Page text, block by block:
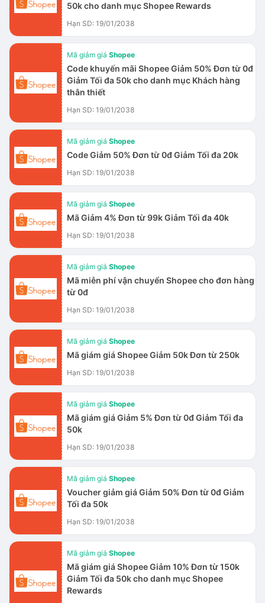
50k cho danh mục Shopee Rewards
Hạn SD: 19/01/2038
Mã giảm giá Shopee
Code khuyến mãi Shopee Giảm 50% Đơn từ 0đ
Giảm Tối đa 50k cho danh mục Khách hàng
thân thiết
Hạn SD: 19/01/2038
Mã giảm giá Shopee
Code Giảm 50% Đơn từ 0đ Giảm Tối đa 20k
Hạn SD: 19/01/2038
Mã giảm giá Shopee
Mã Giảm 4% Đơn từ 99k Giảm Tối đa 40k
Hạn SD: 19/01/2038
Mã giảm giá Shopee
Mã miễn phí vận chuyển Shopee cho đơn hàng
từ 0đ
Hạn SD: 19/01/2038
Mã giảm giá Shopee
Mã giám giá Shopee Giảm 50k Đơn từ 250k
Hạn SD: 19/01/2038
Mã giảm giá Shopee
Mã giám giá Giảm 5% Đơn từ 0đ Giảm Tối đa
50k
Hạn SD: 19/01/2038
Mã giảm giá Shopee
Voucher giảm giá Giảm 50% Đơn từ 0đ Giảm
Tối đa 50k
Hạn SD: 19/01/2038
Mã giảm giá Shopee
Mã giám giá Shopee Giảm 10% Đơn từ 150k
Giảm Tối đa 50k cho danh mục Shopee
Rewards